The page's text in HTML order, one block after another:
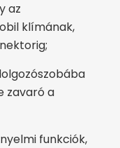
az
klímának,
zavaró a
funkciók,